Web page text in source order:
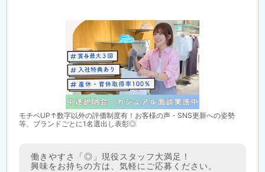
モチベUP↑数字以外の評価制度有！お客様の声・SNS更新への姿勢
等、ブランドごとに1名選出し表彰◎
働きやすさ「◎」現役スタッフ大満足！
興味をお持ちの方は、気軽にご応募ください。